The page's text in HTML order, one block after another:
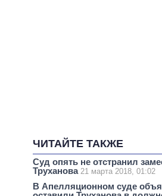
ЧИТАЙТЕ ТАКЖЕ
Суд опять не отстранил
Труханова 21 марта 2018, 01:02
В Апелляционном суде